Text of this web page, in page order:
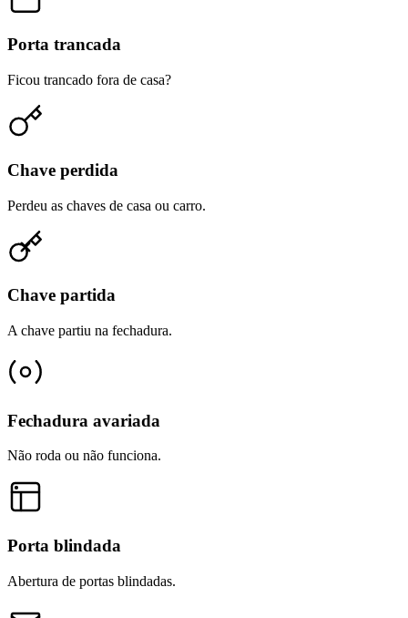
Porta trancada
Ficou trancado fora de casa?
Chave perdida
Perdeu as chaves de casa ou carro.
Chave partida
A chave partiu na fechadura.
Fechadura avariada
Não roda ou não funciona.
Porta blindada
Abertura de portas blindadas.